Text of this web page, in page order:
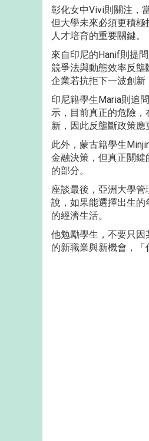
彰化女中Vivi則關注，
但大學未來必須更積
人才培育的重要關鍵。
來自印尼的Hanif則提
競爭法與動態效率反壟
企業若抗拒下一波創新
印尼籍學生Maria則追
示，目前真正的危險
新，因此反壟斷政策應
此外，蒙古籍學生
金融決策，但真正關
的部分。
座談最後，亞洲大學
說，如果能選擇出生
的經濟生活。
他勉勵學生，不要只
的新職業與新機會，「